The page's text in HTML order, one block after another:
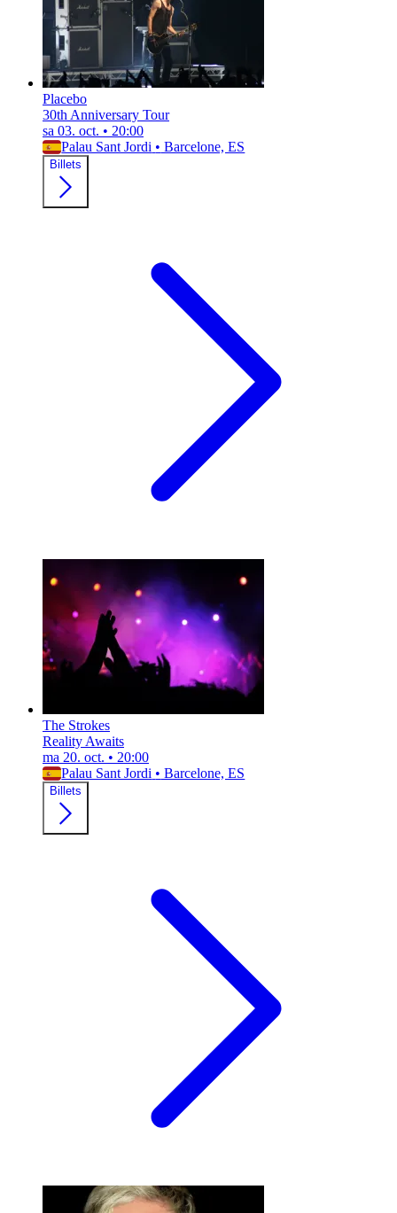
Placebo
30th Anniversary Tour
sa 03. oct. • 20:00
Palau Sant Jordi • Barcelone, ES
Billets
The Strokes
Reality Awaits
ma 20. oct. • 20:00
Palau Sant Jordi • Barcelone, ES
Billets